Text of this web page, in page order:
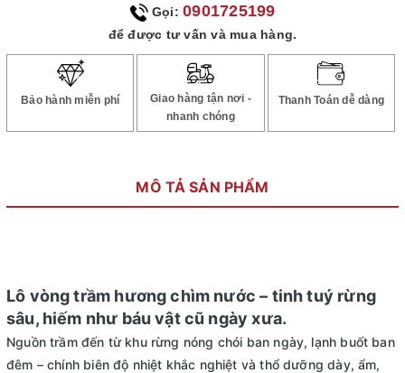
Gọi: 0901725199
để được tư vấn và mua hàng.
Bảo hành miễn phí
Giao hàng tận nơi -
nhanh chóng
Thanh Toán dễ dàng
MÔ TẢ SẢN PHẨM
Lô vòng trầm hương chìm nước – tinh tuý rừng
sâu, hiếm như báu vật cũ ngày xưa.
Nguồn trầm đến từ khu rừng nóng chói ban ngày, lạnh buốt ban
đêm – chính biên độ nhiệt khắc nghiệt và thổ dưỡng dày, ẩm,